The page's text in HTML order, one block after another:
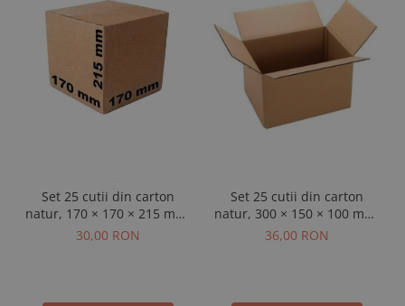
Set 25 cutii din carton
natur, 170 × 170 × 215 mm,
3 straturi
30,00 RON
Set 25 cutii din carton
natur, 300 × 150 × 100 mm,
3 straturi
36,00 RON